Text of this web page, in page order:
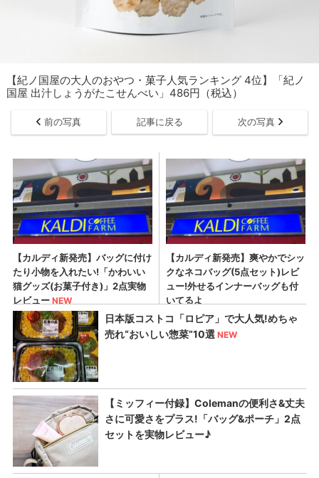
【紀ノ国屋の大人のおやつ・菓子人気ランキング 4位】「紀ノ
国屋 出汁しょうがたこせんべい」486円（税込）
前の写真 記事に戻る 次の写真